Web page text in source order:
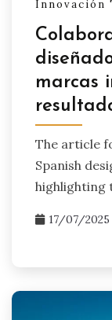
Innovación
marcas
The article
Spanish
highlighting
17/07/2025